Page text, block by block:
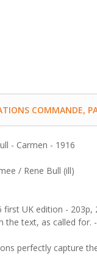
COMMANDE,
- Carmen - 1916
/ Rene Bull (ill)
first UK edition -
the text, as called
perfectly capture